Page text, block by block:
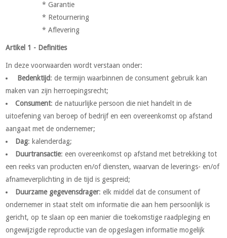
* Garantie
* Retournering
* Aflevering
Artikel 1 - Definities
In deze voorwaarden wordt verstaan onder:
Bedenktijd: de termijn waarbinnen de consument gebruik kan
maken van zijn herroepingsrecht;
Consument: de natuurlijke persoon die niet handelt in de
uitoefening van beroep of bedrijf en een overeenkomst op afstand
aangaat met de ondernemer;
Dag: kalenderdag;
Duurtransactie: een overeenkomst op afstand met betrekking tot
een reeks van producten en/of diensten, waarvan de leverings- en/of
afnameverplichting in de tijd is gespreid;
Duurzame gegevensdrager: elk middel dat de consument of
ondernemer in staat stelt om informatie die aan hem persoonlijk is
gericht, op te slaan op een manier die toekomstige raadpleging en
ongewijzigde reproductie van de opgeslagen informatie mogelijk